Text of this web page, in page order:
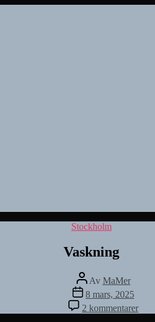
Kategorier
Stockholm
Vaskning
Inläggsförfattare
Av MaMer
Inläggsdatum
8 mars, 2025
2 kommentarertill